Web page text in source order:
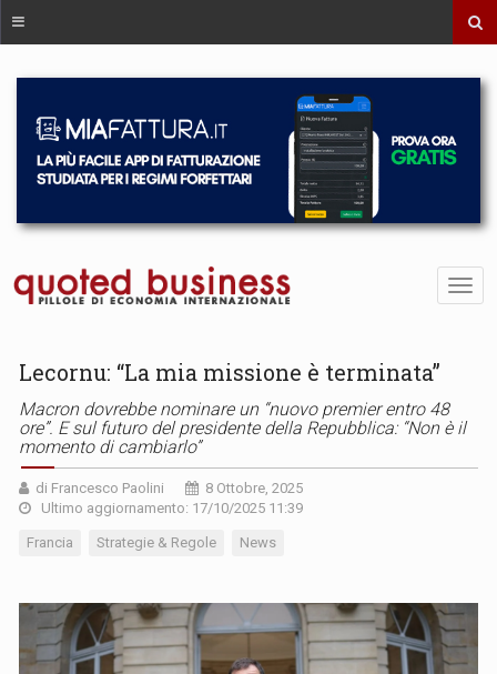
Lecornu: “La mia missione è terminata”
Macron dovrebbe nominare un “nuovo premier entro 48
ore”. E sul futuro del presidente della Repubblica: “Non è il
momento di cambiarlo”
di Francesco Paolini
8 Ottobre, 2025
Ultimo aggiornamento: 17/10/2025 11:39
Francia Strategie & Regole News